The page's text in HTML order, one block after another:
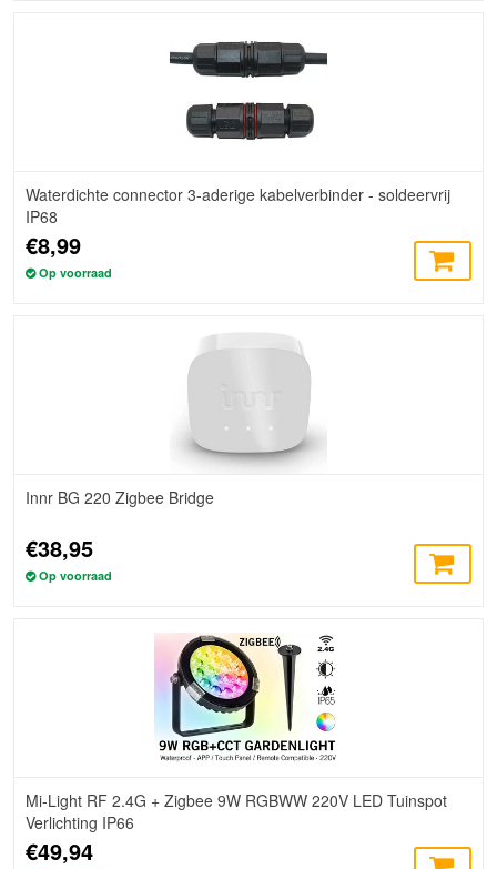
Waterdichte connector 3-aderige kabelverbinder - soldeervrij
IP68
€8,99
Op voorraad
Innr BG 220 Zigbee Bridge
€38,95
Op voorraad
Mi-Light RF 2.4G + Zigbee 9W RGBWW 220V LED Tuinspot
Verlichting IP66
€49,94